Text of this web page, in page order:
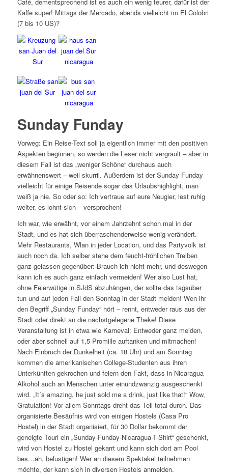
Café, dementsprechend ist es auch ein wenig teurer, dafür ist der
Kaffe super! Mittags der Mercado, abends vielleicht im El Colobri
(7 bis 10 US)?
Sunday Funday
Vorweg: Ein Reise-Text soll ja eigentlich immer mit den positiven
Aspekten beginnen, so werden die Leser nicht vergrault – aber in
diesem Fall ist das „weniger Schöne“ durchaus auch
erwähnenswert – weil skurril. Außerdem ist der Sunday Funday
vielleicht für einige Reisende sogar das Urlaubshighlight, man
weiß ja nie. So oder so: Ich vertraue auf eure Neugier, lest ruhig
weiter, es lohnt sich – versprochen!
Ich war, wie erwähnt, vor einem Jahrzehnt schon mal in der
Stadt, und es hat sich überraschenderweise wenig verändert.
Mehr Restaurants, Wlan in jeder Location, und das Partyvolk ist
auch noch da. Ich selber stehe dem feucht-fröhlichen Treiben
ganz gelassen gegenüber: Brauch ich nicht mehr, und deswegen
kann ich es auch ganz einfach vermeiden! Wer also Lust hat,
ohne Feierwütige in SJdS abzuhängen, der sollte das tagsüber
tun und auf jeden Fall den Sonntag in der Stadt meiden! Wen ihr
den Begriff „Sunday Funday“ hört – rennt, entweder raus aus der
Stadt oder direkt an die nächstgelegene Theke! Diese
Veranstaltung ist in etwa wie Karneval: Entweder ganz meiden,
oder aber schnell auf 1,5 Promille auftanken und mitmachen!
Nach Einbruch der Dunkelheit (ca. 18 Uhr) und am Sonntag
kommen die amerikanischen College-Studenten aus ihren
Unterkünften gekrochen und feiern den Fakt, dass in Nicaragua
Alkohol auch an Menschen unter einundzwanzig ausgeschenkt
wird. „It´s amazing, he just sold me a drink, just like that!“ Wow,
Gratulation! Vor allem Sonntags dreht das Teil total durch. Das
organisierte Besäufnis wird von einigen Hostels (Casa Pro
Hostel) in der Stadt organisiert, für 30 Dollar bekommt der
geneigte Touri ein „Sunday-Funday-Nicaragua-T-Shirt“ geschenkt,
wird von Hostel zu Hostel gekarrt und kann sich dort am Pool
bes…äh, belustigen! Wer an diesem Spektakel teilnehmen
möchte, der kann sich in diversen Hostels anmelden.